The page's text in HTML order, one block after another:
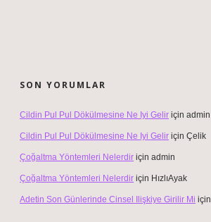
SON YORUMLAR
Cildin Pul Pul Dökülmesine Ne Iyi Gelir için admin
Cildin Pul Pul Dökülmesine Ne Iyi Gelir için Çelik
Çoğaltma Yöntemleri Nelerdir için admin
Çoğaltma Yöntemleri Nelerdir için HızlıAyak
Adetin Son Günlerinde Cinsel Ilişkiye Girilir Mi için